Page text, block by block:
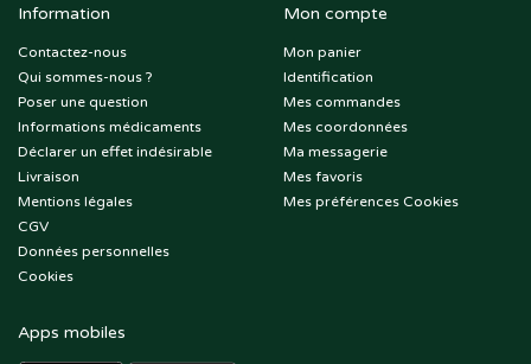
Information
Contactez-nous
Qui sommes-nous ?
Poser une question
Informations médicaments
Déclarer un effet indésirable
Livraison
Mentions légales
CGV
Données personnelles
Cookies
Mon compte
Mon panier
Identification
Mes commandes
Mes coordonnées
Ma messagerie
Mes favoris
Mes préférences Cookies
Apps mobiles